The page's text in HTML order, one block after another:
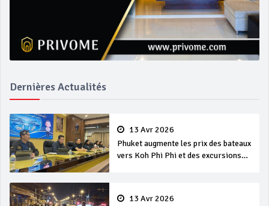
Dernières Actualités
13 Avr 2026
Phuket augmente les prix des bateaux
vers Koh Phi Phi et des excursions
13 Avr 2026